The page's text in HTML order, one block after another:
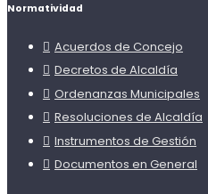
Normatividad
Acuerdos de Concejo
Decretos de Alcaldía
Ordenanzas Municipales
Resoluciones de Alcaldía
Instrumentos de Gestión
Documentos en General